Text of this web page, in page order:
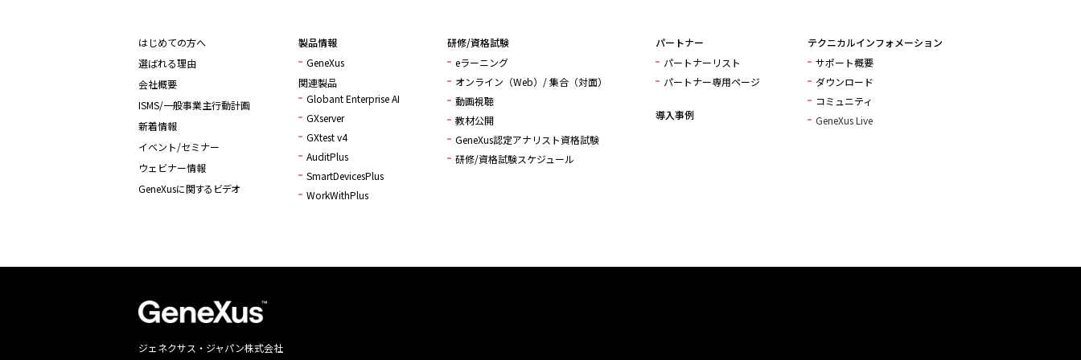
はじめての方へ
選ばれる理由
会社概要
ISMS/一般事業主行動計画
新着情報
イベント/セミナー
ウェビナー情報
GeneXusに関するビデオ
製品情報
GeneXus
関連製品
Globant Enterprise AI
GXserver
GXtest v4
AuditPlus
SmartDevicesPlus
WorkWithPlus
研修/資格試験
eラーニング
オンライン（Web）/ 集合（対面）
動画視聴
教材公開
GeneXus認定アナリスト資格試験
研修/資格試験スケジュール
パートナー
パートナーリスト
パートナー専用ページ
導入事例
テクニカルインフォメーション
サポート概要
ダウンロード
コミュニティ
GeneXus Live
ジェネクサス・ジャパン株式会社